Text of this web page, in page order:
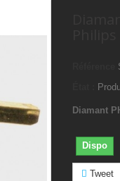
Diamant
Dispo
Tweet